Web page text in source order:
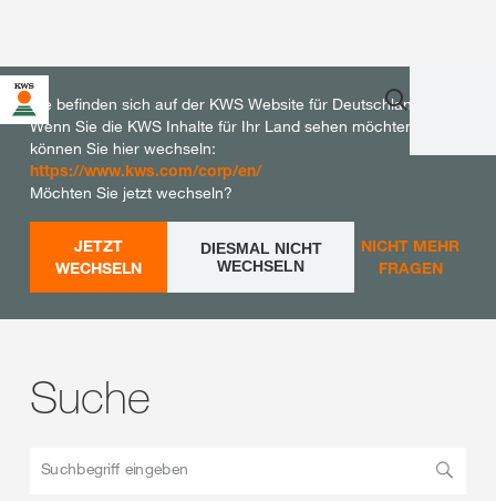
Sie befinden sich auf der KWS Website für Deutschland.
Wenn Sie die KWS Inhalte für Ihr Land sehen möchten,
können Sie hier wechseln:
https://www.kws.com/corp/en/
Möchten Sie jetzt wechseln?
JETZT
WECHSELN
DIESMAL NICHT
WECHSELN
NICHT MEHR
FRAGEN
Suche
Suchbegriff eingeben